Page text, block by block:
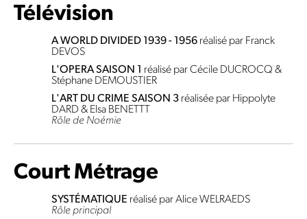
Télévision
A WORLD DIVIDED 1939 - 1956 réalisé par Franck
DEVOS
L'OPERA SAISON 1
réalisé par Cécile DUCROCQ &
Stéphane DEMOUSTIER
L'ART DU CRIME SAISON 3 réalisée par Hippolyte
DARD & Elsa BENETTT
Rôle de Noémie
Court Métrage
SYSTÉMATIQUE réalisé par Alice WELRAEDS
Rôle principal